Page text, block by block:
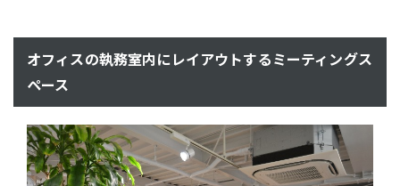
オフィスの執務室内にレイアウトするミーティングス
ペース